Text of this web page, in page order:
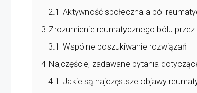
2.1 Aktywność społeczna a ból
3 Zrozumienie reumatycznego bólu
3.1 Wspólne poszukiwanie rozwiązań
4 Najczęściej zadawane pytania
4.1 Jakie są najczęstsze objawy